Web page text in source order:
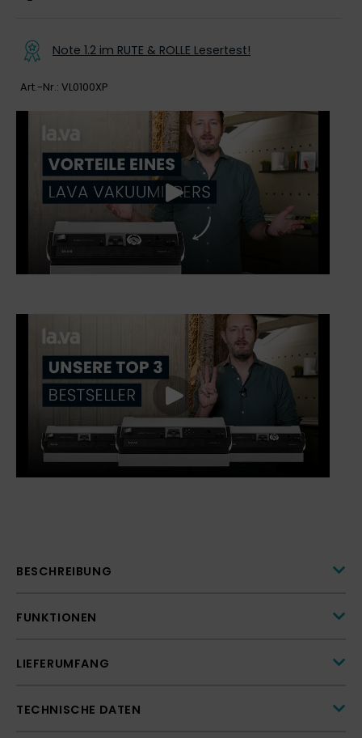
Note 1.2 im RUTE & ROLLE Lesertest!
Art.-Nr.: VL0100XP
BESCHREIBUNG
FUNKTIONEN
LIEFERUMFANG
TECHNISCHE DATEN